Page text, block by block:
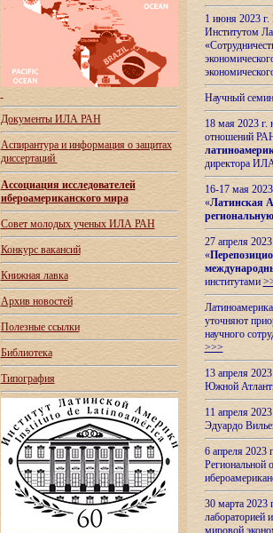
Документы ИЛА РАН
Аспирантура и информация о защитах
диссертаций
Ассоциация исследователей
ибероамериканского мира
Совет молодых ученых ИЛА РАН
Конкурс вакансий
Книжная лавка
Архив новостей
Полезные ссылки
Библиотека
Типография
1 июня 2023
Институтом
Научный
18 мая 2023
отношений
директора
16-17 мая
«Латинская
27 апреля
«
институтами
уточняют
научного
>>>
13 апреля
Южной
11 апреля
Эдуардо
6 апреля
Региональной
30 марта 2023
лабораторией
мировой